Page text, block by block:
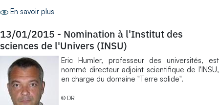
En savoir plus
13/01/2015 - Nomination à l'Institut des
sciences de l'Univers (INSU)
Eric Humler, professeur des universités, est
nommé directeur adjoint scientifique de l'INSU,
en charge du domaine "Terre solide".
© DR